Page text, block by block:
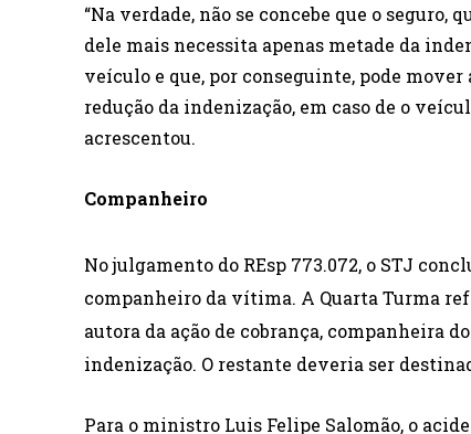
“Na verdade, não se concebe que o
dele mais necessita apenas metade da
veículo e que, por conseguinte, pode
redução da indenização, em caso de o
acrescentou.
Companheiro
No julgamento do REsp 773.072, o STJ
companheiro da vítima. A Quarta Turma
autora da ação de cobrança, companheira
indenização. O restante deveria ser
Para o ministro Luis Felipe Salomão, o